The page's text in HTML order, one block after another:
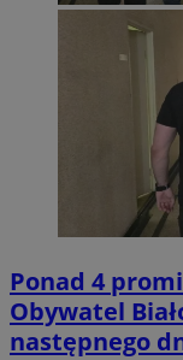
Ponad 4
Obywatel
następnego